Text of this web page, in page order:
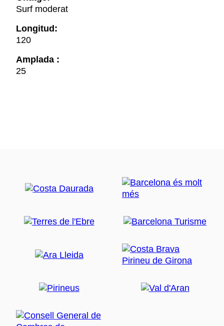
Surf moderat
Longitud:
120
Amplada :
25